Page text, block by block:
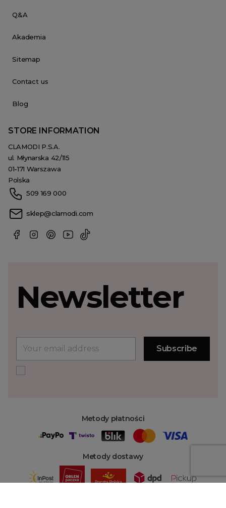
Q&A
Akademia
Sitemap
Contact us
Blog
STORE INFORMATION
CLAMODI P.S.A.
ul. Młynarska 42/115
01-171 Warszawa
Polska
509 169 000
sklep@clamodi.com
Metody płatności
Metody dostawy
Newsletter